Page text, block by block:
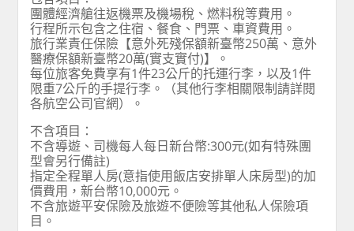
團體經濟艙往返機票及機場稅、燃料稅等費用。
行程所示包含之住宿、餐食、門票、車資費用。
旅行業責任保險【意外死殘保額新臺幣250萬、意外
醫療保額新臺幣20萬(實支實付)】。
每位旅客免費享有1件23公斤的托運行李，以及1件
限重7公斤的手提行李。（其他行李相關限制請詳閱
各航空公司官網）。
不含項目：
不含導遊、司機每人每日新台幣:300元(如有特殊團
型會另行備註)
指定全程單人房(意指使用飯店安排單人床房型)的加
價費用，新台幣10,000元。
不含旅遊平安保險及旅遊不便險等其他私人保險項
目。